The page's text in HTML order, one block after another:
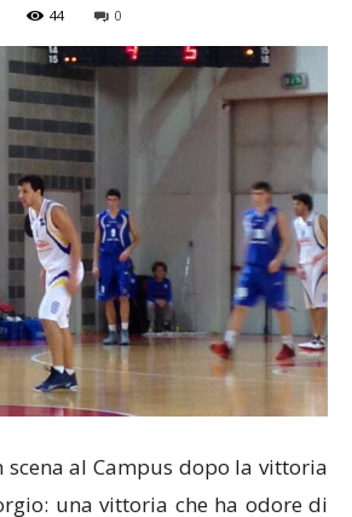
44 0
scena al Campus dopo la vittoria
una vittoria che ha odore di